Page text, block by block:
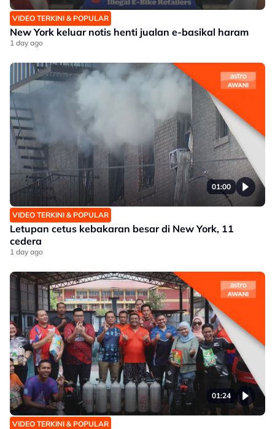
VIDEO TERKINI & POPULAR
New York keluar notis henti jualan e-basikal haram
1 day ago
01:00
VIDEO TERKINI & POPULAR
Letupan cetus kebakaran besar di New York, 11
cedera
1 day ago
01:24
VIDEO TERKINI & POPULAR